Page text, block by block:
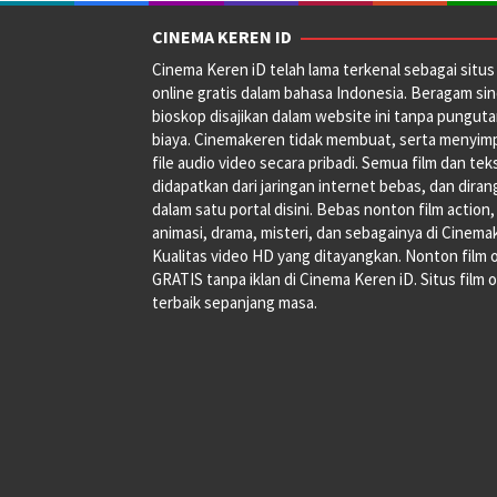
Winther,
Ryan
Samantha
C.
Kirkeby
CINEMA KEREN ID
Cinema Keren iD telah lama terkenal sebagai
online gratis dalam bahasa Indonesia. Beragam
bioskop disajikan dalam website ini tanpa
biaya. Cinemakeren tidak membuat, serta
file audio video secara pribadi. Semua film dan
didapatkan dari jaringan internet bebas, dan
dalam satu portal disini. Bebas nonton film action,
animasi, drama, misteri, dan sebagainya di
Kualitas video HD yang ditayangkan. Nonton film
GRATIS tanpa iklan di Cinema Keren iD. Situs film
terbaik sepanjang masa.